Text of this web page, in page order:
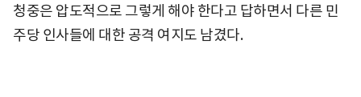
청중은 압도적으로 그렇게 해야 한다고 답하면서 다른 민
주당 인사들에 대한 공격 여지도 남겼다.